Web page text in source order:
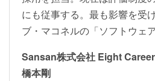
にも従事する。最も影響を受
ブ・マコネルの「ソフトウェ
Sansan株式会社 Eight
橋本剛